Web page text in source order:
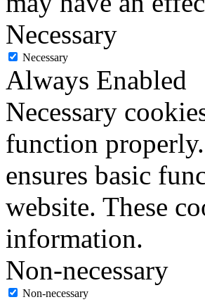
Necessary
Necessary
Always Enabled
Necessary
function
ensures basic
website. These
information.
Non-necessary
Non-necessary